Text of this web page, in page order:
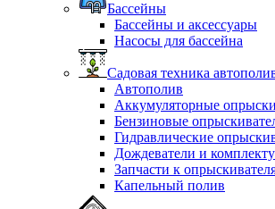
Бассейны
Бассейны и аксессуары
Насосы для бассейна
Садовая техника
Автополив
Аккумуляторные
Бензиновые
Гидравлические
Дождеватели и
Запчасти к
Капельный полив